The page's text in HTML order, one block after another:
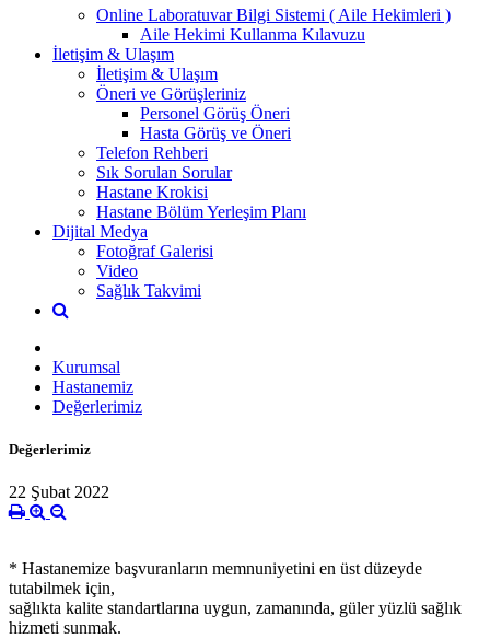
Online Laboratuvar Bilgi Sistemi ( Aile Hekimleri )
Aile Hekimi Kullanma Kılavuzu
İletişim & Ulaşım
İletişim & Ulaşım
Öneri ve Görüşleriniz
Personel Görüş Öneri
Hasta Görüş ve Öneri
Telefon Rehberi
Sık Sorulan Sorular
Hastane Krokisi
Hastane Bölüm Yerleşim Planı
Dijital Medya
Fotoğraf Galerisi
Video
Sağlık Takvimi
Kurumsal
Hastanemiz
Değerlerimiz
Değerlerimiz
22 Şubat 2022
* Hastanemize başvuranların memnuniyetini en üst düzeyde
tutabilmek için,
sağlıkta kalite standartlarına uygun, zamanında, güler yüzlü sağlık
hizmeti sunmak.